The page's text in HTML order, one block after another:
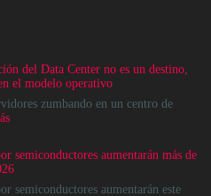
del Data Center no es un destino,
el modelo operativo
zumbando en un centro de
:
del
Data
Center
semiconductores aumentarán más de
semiconductores aumentarán este